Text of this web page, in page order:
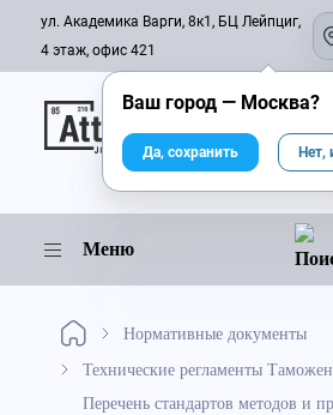
ул. Академика Варги, 8к1, БЦ Лейпциг,
4 этаж, офис 421
Онлайн-журнал
Меню
Нормативные документы
Технические регламенты
Перечень стандартов методов и
Ваш город — Москва?
Да, сохранить Нет,